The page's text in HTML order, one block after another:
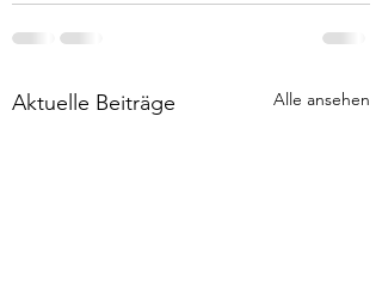
Aktuelle Beiträge Alle ansehen